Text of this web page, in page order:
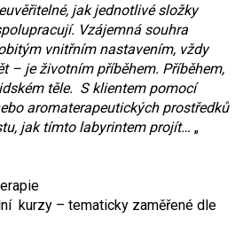
jak jednotlivé složky
Vzájemná souhra
vnitřním nastavením, vždy
– je životním příběhem. Příběhem,
těle. S klientem pomocí
aromaterapeutických prostředků
jak tímto labyrintem projít… „
kurzy – tematicky zaměřené dle